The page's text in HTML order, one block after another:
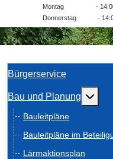
Montag - 14:00
Donnerstag - 14:00
Bürgerservice
Bau und Planung
Bauleitpläne
Bauleitpläne im
Lärmaktionsplan